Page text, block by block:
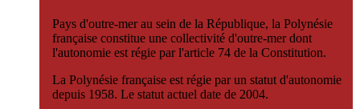
Pays d'outre-mer au sein de la République, la Polynésie
française constitue une collectivité d'outre-mer dont
l'autonomie est régie par l'article 74 de la Constitution.
La Polynésie française est régie par un statut d'autonomie
depuis 1958. Le statut actuel date de 2004.